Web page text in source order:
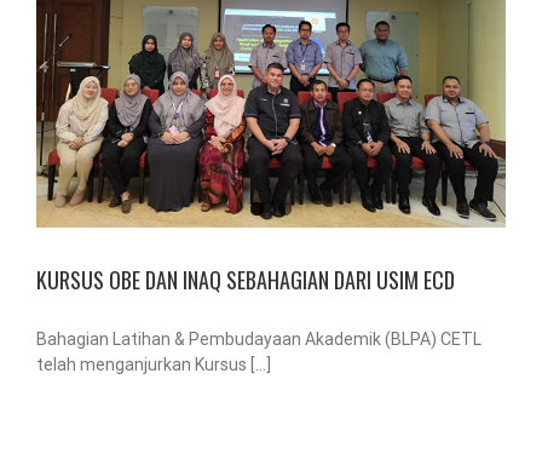
KURSUS OBE DAN INAQ SEBAHAGIAN DARI USIM ECD
Bahagian Latihan & Pembudayaan Akademik (BLPA) CETL
telah menganjurkan Kursus [...]